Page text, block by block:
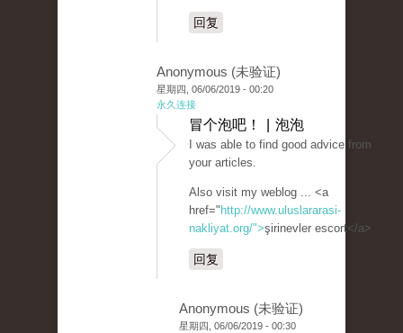
回复
Anonymous (未验证)
星期四, 06/06/2019 - 00:20
永久连接
冒个泡吧！ | 泡泡
I was able to find good advice from
your articles.
Also visit my weblog ... <a
href=" http://www.uluslararasi-
nakliyat.org/">şirinevler escort</a>
回复
Anonymous (未验证)
星期四, 06/06/2019 - 00:30